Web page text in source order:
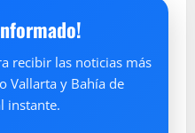
recibir las noticias más
Vallarta y Bahía de
instante.